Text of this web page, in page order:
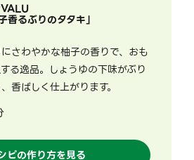
香るぶりのタタキ」
さわやかな柚子の香りで、おも
る逸品。しょうゆの下味がぶり
香ばしく仕上がります。
ピの作り方を見る